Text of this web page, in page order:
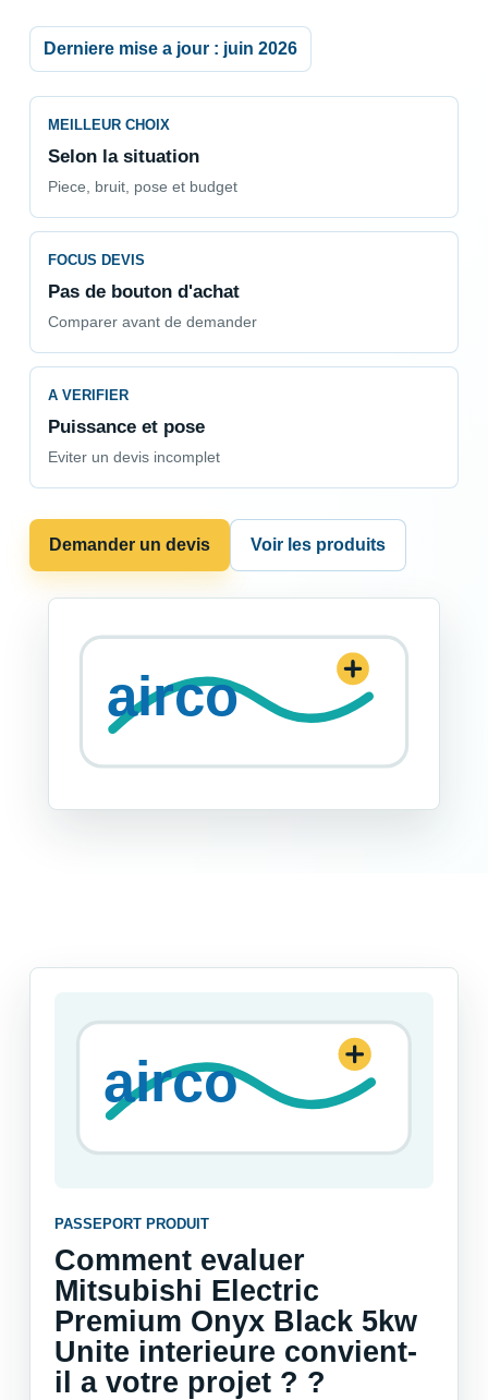
Derniere mise a jour : juin 2026
MEILLEUR CHOIX
Selon la situation
Piece, bruit, pose et budget
FOCUS DEVIS
Pas de bouton d'achat
Comparer avant de demander
A VERIFIER
Puissance et pose
Eviter un devis incomplet
Demander un devis Voir les produits
PASSEPORT PRODUIT
Comment evaluer
Mitsubishi Electric
Premium Onyx Black 5kw
Unite interieure convient-
il a votre projet ? ?